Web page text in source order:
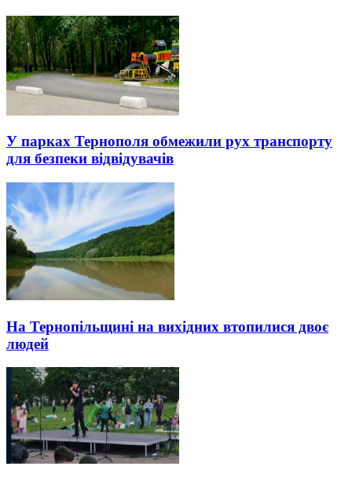
У парках Тернополя обмежили рух транспорту
для безпеки відвідувачів
На Тернопільщині на вихідних втопилися двоє
людей